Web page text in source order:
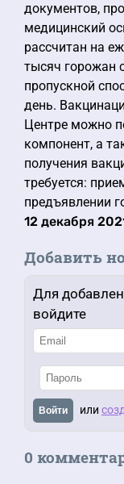
документов,
медицинский
рассчитан на
тысяч горожан
пропускной
день.
Центре можно
компонент, а
получения
требуется:
предъявлении
12 декабря
Добавить
Для
войдите
Войти или
0